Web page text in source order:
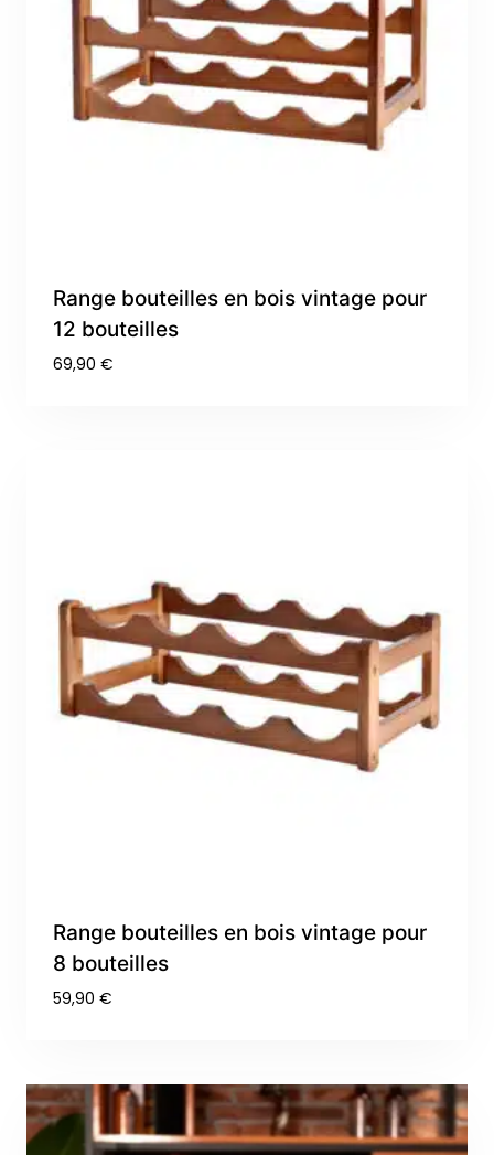
Range bouteilles en bois vintage pour
12 bouteilles
69,90 €
Range bouteilles en bois vintage pour
8 bouteilles
59,90 €